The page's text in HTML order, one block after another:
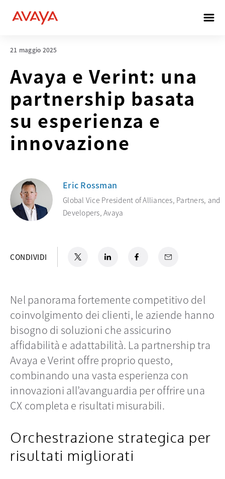
21 maggio 2025
Avaya e Verint: una
partnership basata
su esperienza e
innovazione
Eric Rossman
Global Vice President of Alliances, Partners, and
Developers, Avaya
CONDIVIDI si apre in una nuova scheda
LinkedIn
si apre in una nuova scheda
Facebook
si apre in una nuova scheda
Email
Nel panorama fortemente competitivo del
coinvolgimento dei clienti, le aziende hanno
bisogno di soluzioni che assicurino
affidabilità e adattabilità. La partnership tra
Avaya e Verint offre proprio questo,
combinando una vasta esperienza con
innovazioni all’avanguardia per offrire una
CX completa e risultati misurabili.
Orchestrazione strategica per
risultati migliorati